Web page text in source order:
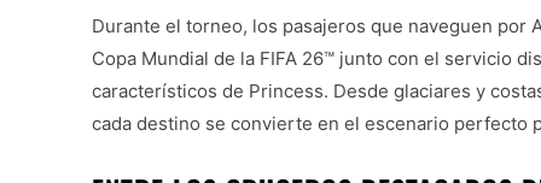
Durante el torneo, los pasajeros que naveguen por
Copa Mundial de la FIFA 26™ junto con el servicio
característicos de Princess. Desde glaciares y
cada destino se convierte en el escenario perfecto